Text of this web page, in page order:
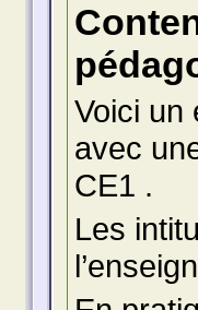
Voici un
avec
CE1 .
Les